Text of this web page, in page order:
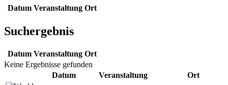
Datum Veranstaltung Ort
Suchergebnis
Datum Veranstaltung Ort
Keine Ergebnisse gefunden
Datum
Veranstaltung Ort